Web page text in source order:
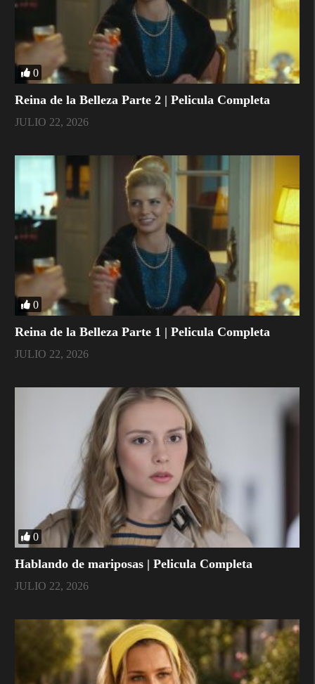
0
Reina de la Belleza Parte 2 | Pelicula Completa
JULIO 22, 2026
0
Reina de la Belleza Parte 1 | Pelicula Completa
JULIO 22, 2026
0
Hablando de mariposas | Pelicula Completa
JULIO 22, 2026